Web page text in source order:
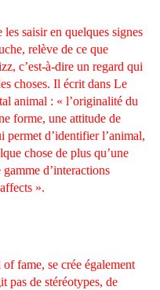
les saisir en quelques signes
relève de ce que
c’est-à-dire un regard qui
choses. Il écrit dans Le
animal : « l’originalité du
forme, une attitude de
permet d’identifier l’animal,
chose de plus qu’une
d’interactions
».
fame, se crée également
pas de stéréotypes, de